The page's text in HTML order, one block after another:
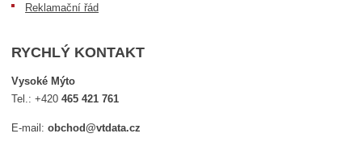
Reklamační řád
RYCHLÝ KONTAKT
Vysoké Mýto
Tel.:+420465 421 761
E-mail:obchod@vtdata.cz